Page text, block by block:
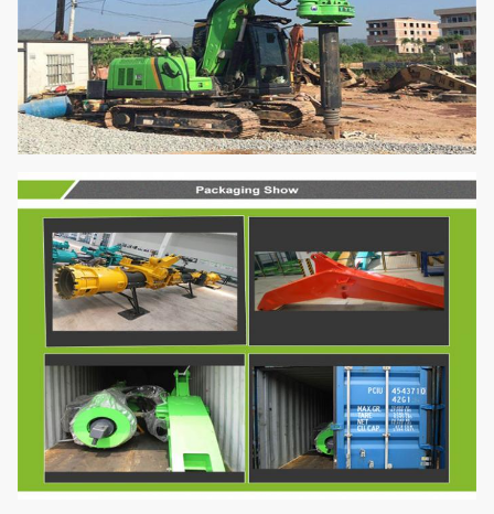
Largeur de
transport
millimètre 2800
Longueur de
transport
millimètre 12850
Poids total t 25